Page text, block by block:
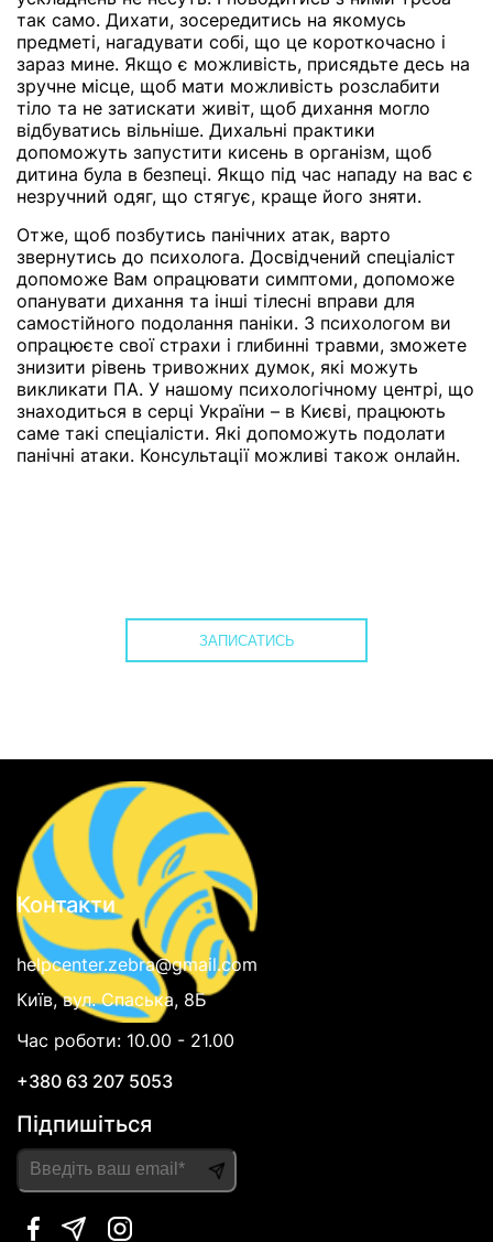
так само. Дихати, зосередитись на якомусь
предметі, нагадувати собі, що це короткочасно і
зараз мине. Якщо є можливість, присядьте десь на
зручне місце, щоб мати можливість розслабити
тіло та не затискати живіт, щоб дихання могло
відбуватись вільніше. Дихальні практики
допоможуть запустити кисень в організм, щоб
дитина була в безпеці. Якщо під час нападу на вас є
незручний одяг, що стягує, краще його зняти.
Отже, щоб позбутись панічних атак, варто
звернутись до психолога. Досвідчений спеціаліст
допоможе Вам опрацювати симптоми, допоможе
опанувати дихання та інші тілесні вправи для
самостійного подолання паніки. З психологом ви
опрацюєте свої страхи і глибинні травми, зможете
знизити рівень тривожних думок, які можуть
викликати ПА. У нашому психологічному центрі, що
знаходиться в серці України – в Києві, працюють
саме такі спеціалісти. Які допоможуть подолати
панічні атаки. Консультації можливі також онлайн.
ЗАПИСАТИСЬ
Контакти
helpcenter.zebra@gmail.com
Київ, вул. Спаська, 8Б
Час роботи: 10.00 - 21.00
+380 63 207 5053
Підпишіться
leave